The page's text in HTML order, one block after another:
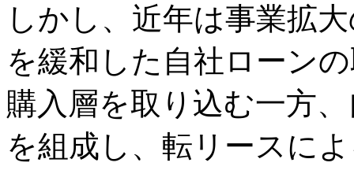
しかし、近年は事業拡
を緩和した自社ローン
購入層を取り込む一方
を組成し、転リースに